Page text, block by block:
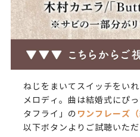
ねじをまいてスイッチをい
メロディ。曲は結婚式にぴ
タフライ」の ワンフレーズ
以下ボタンよりご試聴いただ